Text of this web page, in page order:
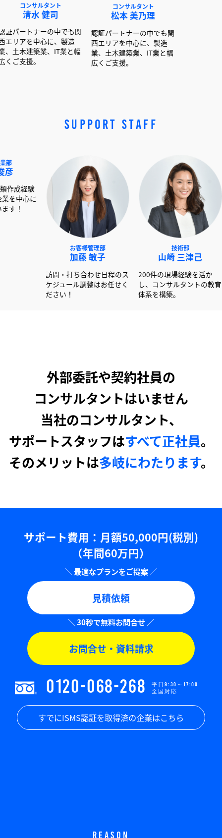
タント
の中でも関
に、製造
、IT業と幅
コンサルタント
松本 美乃理
認証パートナーの中でも関
西エリアを中心に、製造
業、土木建築業、IT業と幅
広くご支援。
認証パートナーの中で
西エリアを中心に、製造
業、土木建築業、IT業と
SUPPORT STAFF
山崎
200件の現場
し、コンサル
訪問・打ち合わせ日程のス
ケジュール調整はお任せく
社以上の書類作成経験
かし大手企業を中心に
ートしています！
外部委託や契約社員の
コンサルタントはいません
当社のコンサルタント、
サポートスタッフはすべて正社員。
そのメリットは多岐にわたります。
サポート費用：⽉額50,000円(税別)
（年間60万円）
見積依頼
お問合せ・資料請求
0120-068-268
平日9:30～17:00
全国対応
すでにISMS認証を取得済の企業はこちら
REASON